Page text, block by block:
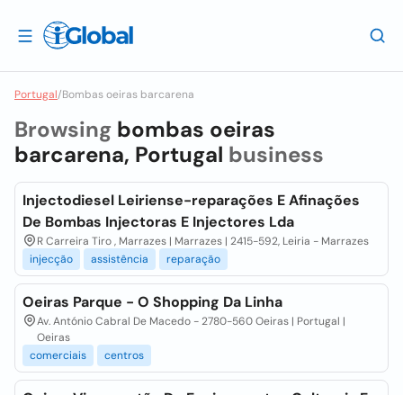
Portugal/Bombas oeiras barcarena
Browsing bombas oeiras
barcarena, Portugal business
Injectodiesel Leiriense-reparações E Afinações
De Bombas Injectoras E Injectores Lda
R Carreira Tiro , Marrazes | Marrazes | 2415-592, Leiria - Marrazes
injecção
assistência reparação
Oeiras Parque - O Shopping Da Linha
Av. António Cabral De Macedo - 2780-560 Oeiras | Portugal |
Oeiras
comerciais
centros